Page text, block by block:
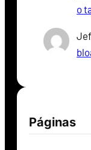
o
Páginas